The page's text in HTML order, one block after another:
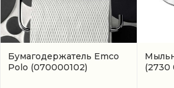
Бумагодержатель Emco
Polo (070000102)
(2730